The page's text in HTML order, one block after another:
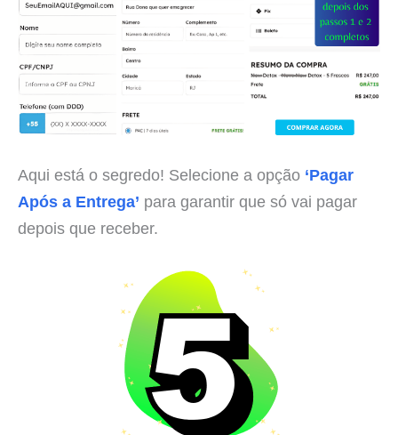
Aqui está o segredo! Selecione a opção ‘Pagar
Após a Entrega’ para garantir que só vai pagar
depois que receber.